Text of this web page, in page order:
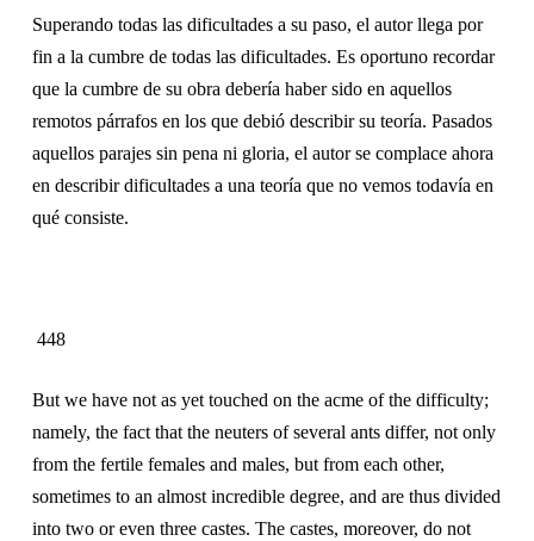
Superando todas las dificultades a su paso, el autor llega por
fin a la cumbre de todas las dificultades. Es oportuno recordar
que la cumbre de su obra debería haber sido en aquellos
remotos párrafos en los que debió describir su teoría. Pasados
aquellos parajes sin pena ni gloria, el autor se complace ahora
en describir dificultades a una teoría que no vemos todavía en
qué consiste.
448
But we have not as yet touched on the acme of the difficulty;
namely, the fact that the neuters of several ants differ, not only
from the fertile females and males, but from each other,
sometimes to an almost incredible degree, and are thus divided
into two or even three castes. The castes, moreover, do not